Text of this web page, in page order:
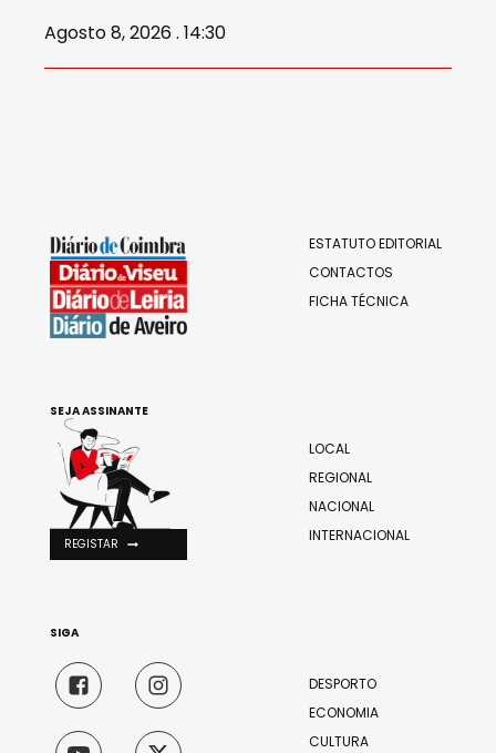
Agosto 8, 2026 . 14:30
ESTATUTO EDITORIAL
CONTACTOS
FICHA TÉCNICA
LOCAL
REGIONAL
NACIONAL
INTERNACIONAL
DESPORTO
ECONOMIA
CULTURA
SEJA ASSINANTE
REGISTAR
SIGA